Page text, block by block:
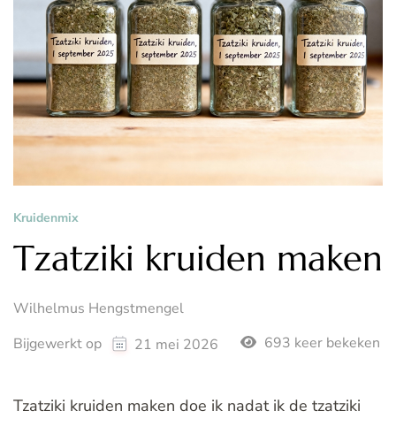
Kruidenmix
Tzatziki kruiden maken
Wilhelmus Hengstmengel
Bijgewerkt op
21 mei 2026 693 keer bekeken
Tzatziki kruiden maken doe ik nadat ik de tzatziki